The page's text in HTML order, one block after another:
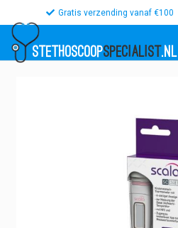
Gratis verzending vanaf €100
STETHOSCOOPSPECIALIST.NL